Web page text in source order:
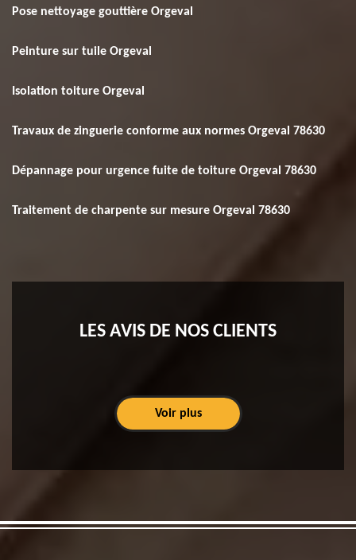
Pose nettoyage gouttière Orgeval
Peinture sur tuile Orgeval
Isolation toiture Orgeval
Travaux de zinguerie conforme aux normes Orgeval 78630
Dépannage pour urgence fuite de toiture Orgeval 78630
Traitement de charpente sur mesure Orgeval 78630
LES AVIS DE NOS CLIENTS
Voir plus